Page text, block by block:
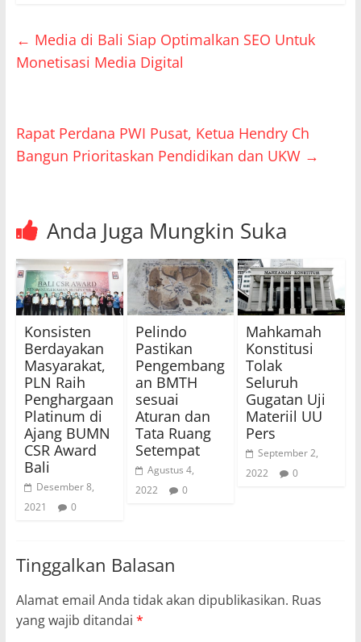
← Media di Bali Siap Optimalkan SEO Untuk
Monetisasi Media Digital
Rapat Perdana PWI Pusat, Ketua Hendry Ch
Bangun Prioritaskan Pendidikan dan UKW →
Anda Juga Mungkin Suka
Konsisten
Berdayakan
Masyarakat,
PLN Raih
Penghargaan
Platinum di
Ajang BUMN
CSR Award
Bali
Desember 8,
2021
0
Pelindo
Pastikan
Pengembang
an BMTH
sesuai
Aturan dan
Tata Ruang
Setempat
Agustus 4,
2022
0
Mahkamah
Konstitusi
Tolak
Seluruh
Gugatan Uji
Materiil UU
Pers
September 2,
2022
0
Tinggalkan Balasan
Alamat email Anda tidak akan dipublikasikan. Ruas
yang wajib ditandai *